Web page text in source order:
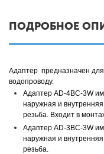
ПОДРОБНОЕ
Адаптер предназначен
водопроводу.
Адаптер AD-4BC-3W
наружная и
резьба. Входит в
Адаптер AD-3BC-3W
наружная и
резьба.